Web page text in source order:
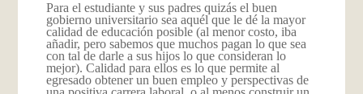
Para el estudiante y sus padres quizás el buen
gobierno universitario sea aquél que le dé la mayor
calidad de educación posible (al menor costo, iba
añadir, pero sabemos que muchos pagan lo que sea
con tal de darle a sus hijos lo que consideran lo
mejor). Calidad para ellos es lo que permite al
egresado obtener un buen empleo y perspectivas de